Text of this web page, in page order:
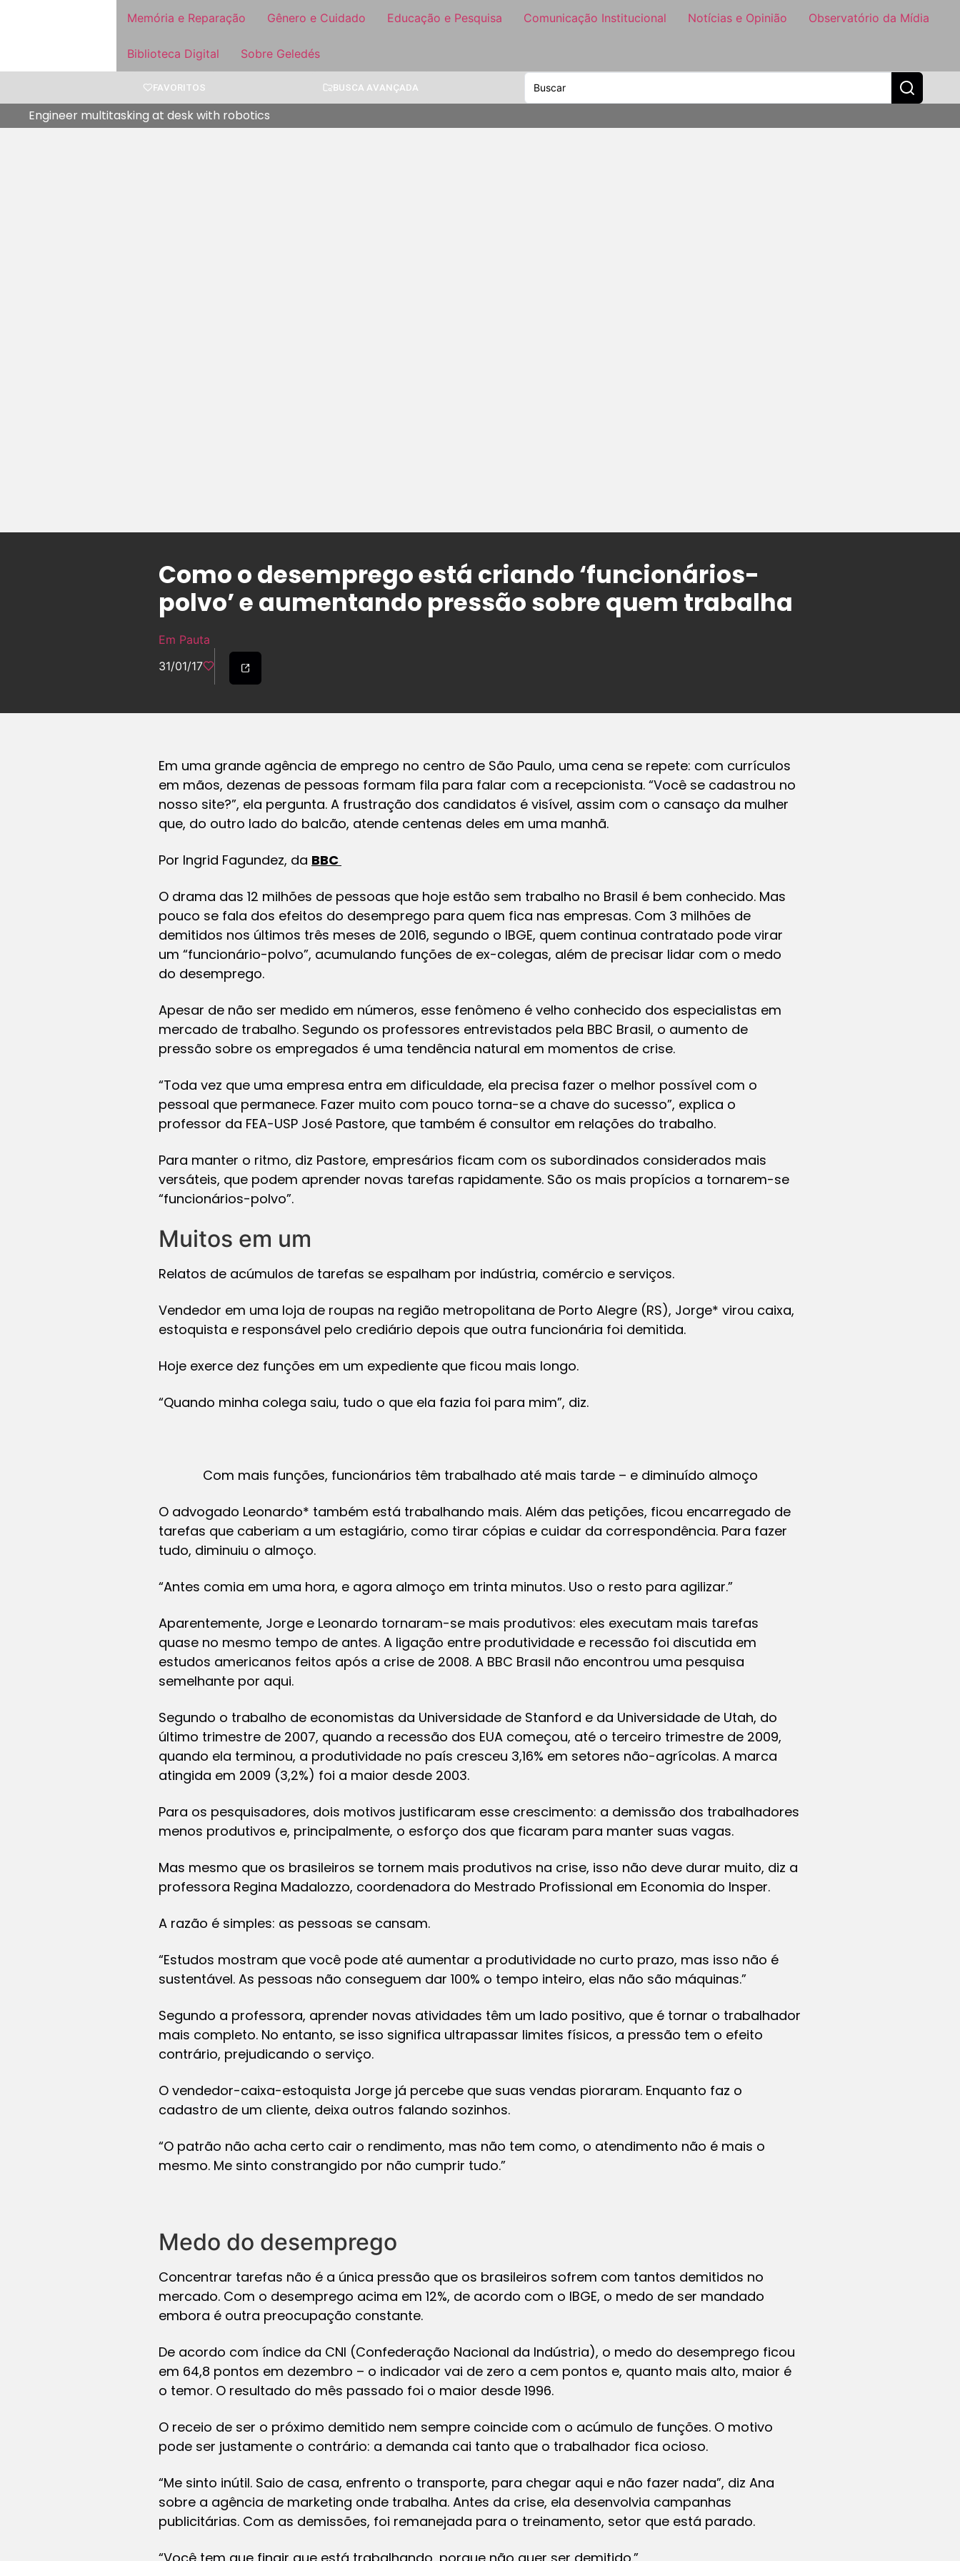
Memória e Reparação Gênero e Cuidado Educação e Pesquisa Comunicação Institucional Notícias e Opinião Observatório da Mídia
Biblioteca Digital Sobre Geledés
FAVORITOS BUSCA AVANÇADA
Engineer multitasking at desk with robotics
Como o desemprego está criando ‘funcionários-
polvo’ e aumentando pressão sobre quem trabalha
Em Pauta
31/01/17
Em uma grande agência de emprego no centro de São Paulo, uma cena se repete: com currículos
em mãos, dezenas de pessoas formam fila para falar com a recepcionista. “Você se cadastrou no
nosso site?”, ela pergunta. A frustração dos candidatos é visível, assim com o cansaço da mulher
que, do outro lado do balcão, atende centenas deles em uma manhã.
Por Ingrid Fagundez, da BBC
O drama das 12 milhões de pessoas que hoje estão sem trabalho no Brasil é bem conhecido. Mas
pouco se fala dos efeitos do desemprego para quem fica nas empresas. Com 3 milhões de
demitidos nos últimos três meses de 2016, segundo o IBGE, quem continua contratado pode virar
um “funcionário-polvo”, acumulando funções de ex-colegas, além de precisar lidar com o medo
do desemprego.
Apesar de não ser medido em números, esse fenômeno é velho conhecido dos especialistas em
mercado de trabalho. Segundo os professores entrevistados pela BBC Brasil, o aumento de
pressão sobre os empregados é uma tendência natural em momentos de crise.
“Toda vez que uma empresa entra em dificuldade, ela precisa fazer o melhor possível com o
pessoal que permanece. Fazer muito com pouco torna-se a chave do sucesso”, explica o
professor da FEA-USP José Pastore, que também é consultor em relações do trabalho.
Para manter o ritmo, diz Pastore, empresários ficam com os subordinados considerados mais
versáteis, que podem aprender novas tarefas rapidamente. São os mais propícios a tornarem-se
“funcionários-polvo”.
Muitos em um
Relatos de acúmulos de tarefas se espalham por indústria, comércio e serviços.
Vendedor em uma loja de roupas na região metropolitana de Porto Alegre (RS), Jorge* virou caixa,
estoquista e responsável pelo crediário depois que outra funcionária foi demitida.
Hoje exerce dez funções em um expediente que ficou mais longo.
“Quando minha colega saiu, tudo o que ela fazia foi para mim”, diz.
Com mais funções, funcionários têm trabalhado até mais tarde – e diminuído almoço
O advogado Leonardo* também está trabalhando mais. Além das petições, ficou encarregado de
tarefas que caberiam a um estagiário, como tirar cópias e cuidar da correspondência. Para fazer
tudo, diminuiu o almoço.
“Antes comia em uma hora, e agora almoço em trinta minutos. Uso o resto para agilizar.”
Aparentemente, Jorge e Leonardo tornaram-se mais produtivos: eles executam mais tarefas
quase no mesmo tempo de antes. A ligação entre produtividade e recessão foi discutida em
estudos americanos feitos após a crise de 2008. A BBC Brasil não encontrou uma pesquisa
semelhante por aqui.
Segundo o trabalho de economistas da Universidade de Stanford e da Universidade de Utah, do
último trimestre de 2007, quando a recessão dos EUA começou, até o terceiro trimestre de 2009,
quando ela terminou, a produtividade no país cresceu 3,16% em setores não-agrícolas. A marca
atingida em 2009 (3,2%) foi a maior desde 2003.
Para os pesquisadores, dois motivos justificaram esse crescimento: a demissão dos trabalhadores
menos produtivos e, principalmente, o esforço dos que ficaram para manter suas vagas.
Mas mesmo que os brasileiros se tornem mais produtivos na crise, isso não deve durar muito, diz a
professora Regina Madalozzo, coordenadora do Mestrado Profissional em Economia do Insper.
A razão é simples: as pessoas se cansam.
“Estudos mostram que você pode até aumentar a produtividade no curto prazo, mas isso não é
sustentável. As pessoas não conseguem dar 100% o tempo inteiro, elas não são máquinas.”
Segundo a professora, aprender novas atividades têm um lado positivo, que é tornar o trabalhador
mais completo. No entanto, se isso significa ultrapassar limites físicos, a pressão tem o efeito
contrário, prejudicando o serviço.
O vendedor-caixa-estoquista Jorge já percebe que suas vendas pioraram. Enquanto faz o
cadastro de um cliente, deixa outros falando sozinhos.
“O patrão não acha certo cair o rendimento, mas não tem como, o atendimento não é mais o
mesmo. Me sinto constrangido por não cumprir tudo.”
Medo do desemprego
Concentrar tarefas não é a única pressão que os brasileiros sofrem com tantos demitidos no
mercado. Com o desemprego acima em 12%, de acordo com o IBGE, o medo de ser mandado
embora é outra preocupação constante.
De acordo com índice da CNI (Confederação Nacional da Indústria), o medo do desemprego ficou
em 64,8 pontos em dezembro – o indicador vai de zero a cem pontos e, quanto mais alto, maior é
o temor. O resultado do mês passado foi o maior desde 1996.
O receio de ser o próximo demitido nem sempre coincide com o acúmulo de funções. O motivo
pode ser justamente o contrário: a demanda cai tanto que o trabalhador fica ocioso.
“Me sinto inútil. Saio de casa, enfrento o transporte, para chegar aqui e não fazer nada”, diz Ana
sobre a agência de marketing onde trabalha. Antes da crise, ela desenvolvia campanhas
publicitárias. Com as demissões, foi remanejada para o treinamento, setor que está parado.